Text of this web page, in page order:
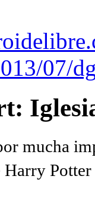
07/
mucha